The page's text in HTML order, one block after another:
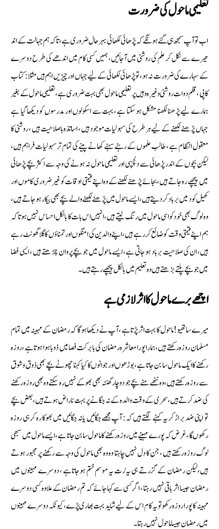
تعلیمی ماحول کی ضرورت
اب تو آپ سمجھ ہی گئے ہونگے کہ پڑھائی لکھائی بہر حال ضروری ہے ، تاکہ ہم جہالت کے اند
ھیر ے سے نکل کر علم کی روشنی میں آجائیں، ہمیں کسی کام میں اندھے کی طرح دوسرے
کے سہارے کی ضرورت نہ ہو، تو پڑھائی لکھائی کے لیے جہاں اور چیزیں اہم ہیں مثلا: کتاب
کاپی ، قلم دوات روشنی وغیرہ وہیں پر تعلیمی ماحول بھی بہت ضروری ہے ،تعلیمی ماحول کے بغیر
ہمارے لیے پڑھنا لکھنا مشکل ہو سکتا ہے ، بہت سے اسکولوں اور مدرسوں کو دیکھا گیا ہے
جہاں پڑھنے لکھنے کے لیے ہر طرح کی سہولیات موجود ہیں ، اساتذہ باصلاحیت ہیں ، روشنی کا
معقول انتظام ہے ، طالب علموں کے رہنے سہنے کھانے پینے کی تمام تر سہولیات فراہم ہیں،
لیکن بچوں کے اندر پڑھائی سے دلچسپی اور تعلیمی ماحول نہ ہونے کی وجہ سے اکثربچے پڑھائی
میں پیچھے رہ جاتے ہیں ،بجائے پڑھنے لکھنے کے وہ اپنے قیمتی اوقات کو غیر ضروری کاموں اور
کھیل کود میں برباد کردیتے ہیں،ایسے ماحول میں پڑھنے لکھنے والے بچے بھی بیکار ہو جاتے ہیں ،
وہ لوگ بھی خود کواسی ماحول میں رنگ لیتے ہیں، انہیں اس بات کا بالکل احساس نہیں ہوتا کہ
ہم اپنے قیمتی وقت کوضائع کر رہے ہیں، اپنے والدین کی امنگوں اور تمناؤں کا گلا گھونٹ رہے
ہیں، ان کی صلاحیت برباد ہو جاتی ہے، ایسے ماحول میں جو بچے پروان چڑھتے ہیں ، ایسی فضا
میں جو بچے پلتے بڑھتے ہیں وہ تعلیم میں بالکل پیچھے رہتے ہیں۔
اچھے برے ماحول کا اثر لازمی ہے
میرے ساتھیو! ماحول کا بہت اثر پڑتا ہے ،آپ نے دیکھا ہوگا کہ رمضان کے مہینہ میں تمام
مسلمان روزہ رکھتے ہیں،ہمارا پورا معاشرہ رمضان کی بابرکت فصا میں ڈوبا ہوا ہوتا ہے ،روزہ
رکھنے کا ایک ماحول سا بن جاتا ہے ،بوڑھوں اور جوانوں کا کیا کہنا چھوٹے بچے بھی ذوق وشوق
سے روزہ رکھتے ہیں،وہ ننھے منے بچے جو دو چار گھنٹہ بھی بھوکے نہیں رہ سکتے وہ بھی روزہ رکھنے
کی ضد کرتے ہیں،سحری کے وقت والدہ کے نہ جگانے پر بہت ناراض ہوتے ہیں،بعض بچے
تو اپنی ضد بر اڑ کر یہ کہنے لگتے ہیں کہ: آپ مجھے جگائیں یانہ جگائیں میں بھوکا رہ کر ہی روزہ
رکھوںگا ، غرض کہ پورے مہینے میں روزہ رکھنے کا ماحول سا بن جاتا ہے ،ایسے ماحول میں سبھی
لوگ روزہ رکھتے ہیں ، جن کا دل نہیں چاہتا وہ وہ بھی ماحول کی وجہ سے رکھنے پر مجبور ہوتے
ہیں،لیکن رمضان کے گزرتے ہی یہ رُت یہ موسم ختم ہوجاتاہے ، دوسرے مہینوں میں
رمضان جیسا اثر باقی نہیں رہتا ، اگر کسی سے کہا جائے کہ تم رمضان کے علاوہ کسی دوسرے
مہینہ کاپورا روزہ رکھو تو یہ کا م اس کے لیے شاید بہت بھاری پڑے، کیونکہ دوسرے مہینوں
میں رمضان جیسا ماحول نہیں رہتا۔